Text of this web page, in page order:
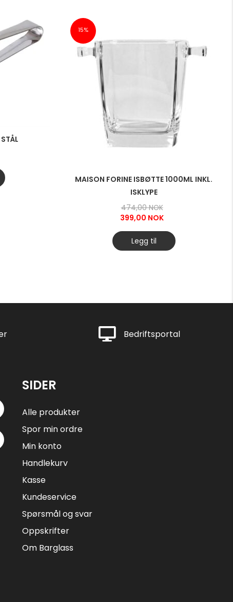
15%
MAISON FORINE ISBØTTE 1000ML INKL.
ISKLYPE
474,00NOK
474,00 NOK.
399,00 NOK
pris
er:
Legg til
Rask leveringBedriftsportal
SIDER
Alle produkter
Spor min ordre
Min konto
Handlekurv
Kasse
Kundeservice
Spørsmål og svar
Oppskrifter
Om Barglass